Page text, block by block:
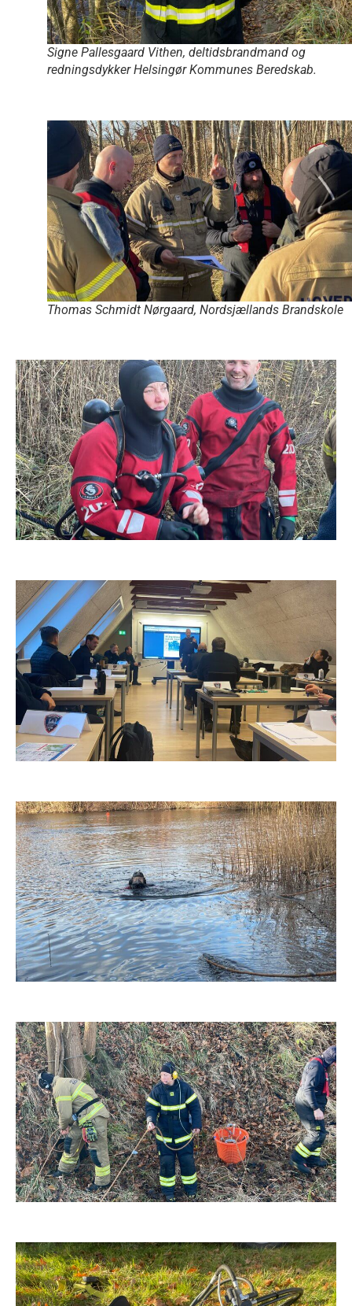
Signe Pallesgaard Vithen, deltidsbrandmand og
redningsdykker Helsingør Kommunes Beredskab.
Thomas Schmidt Nørgaard, Nordsjællands Brandskole